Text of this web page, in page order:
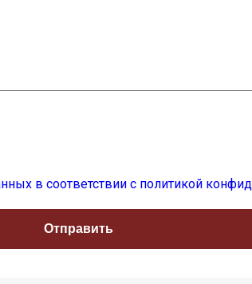
в соответствии с политикой